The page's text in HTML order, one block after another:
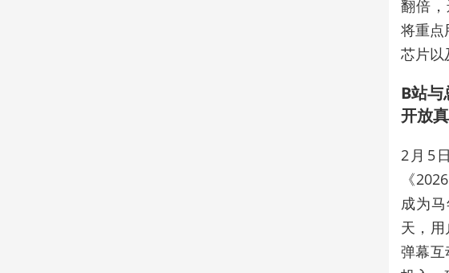
翻倍
将重点
芯片以
B站与
开放
2月5
《
成为
天，
弹幕